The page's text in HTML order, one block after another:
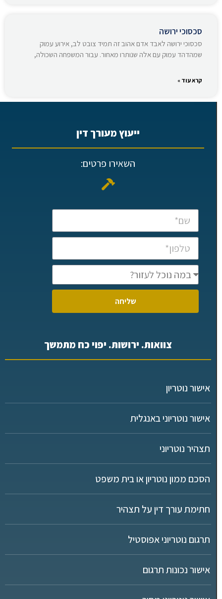
סכסוכי ירושה
סכסוכי ירושה לאבד אדם אהוב זה תמיד צובט לב, אירוע עמוק
שמהדהד עמוק עם אלה שנותרו מאחור. עבור המשפחה השכולה,
קרא עוד »
ייעוץ מעורך דין
השאירו פרטים:
שליחה
צוואות. ירושות. יפוי כח מתמשך
אישור נוטריון
אישור נוטריוני באנגלית
תצהיר נוטריוני
הסכם ממון נוטריון או בית משפט
חתימת עורך דין על תצהיר
תרגום נוטריוני אפוסטיל
אישור נכונות תרגום